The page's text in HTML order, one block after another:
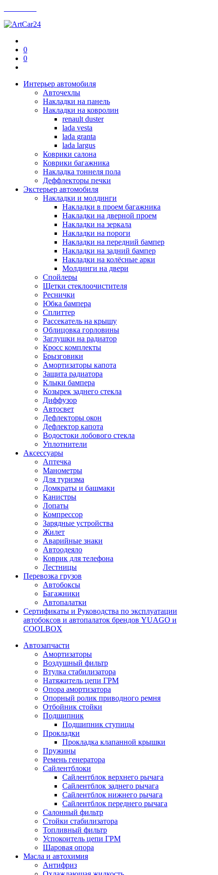
0
0
Интерьер автомобиля
Авточехлы
Накладки на панель
Накладки на ковролин
renault duster
lada vesta
lada granta
lada largus
Коврики салона
Коврики багажника
Накладка тоннеля пола
Деффлекторы печки
Экстерьер автомобиля
Накладки и молдинги
Накладки в проем багажника
Накладки на дверной проем
Накладки на зеркала
Накладки на пороги
Накладки на передний бампер
Накладки на задний бампер
Накладки на колёсные арки
Молдинги на двери
Спойлеры
Щетки стеклоочистителя
Реснички
Юбка бампера
Сплиттер
Рассекатель на крышу
Облицовка горловины
Заглушки на радиатор
Кросс комплекты
Брызговики
Амортизаторы капота
Защита радиатора
Клыки бампера
Козырек заднего стекла
Диффузор
Автосвет
Дефлекторы окон
Дефлектор капота
Водостоки лобового стекла
Уплотнители
Аксессуары
Аптечка
Манометры
Для туризма
Домкраты и башмаки
Канистры
Лопаты
Компрессор
Зарядные устройства
Жилет
Аварийные знаки
Автоодеяло
Коврик для телефона
Лестницы
Перевозка грузов
Автобоксы
Багажники
Автопалатки
Сертификаты и Руководства по эксплуатации
автобоксов и автопалаток брендов YUAGO и
COOLBOX
Автозапчасти
Амортизаторы
Воздушный фильтр
Втулка стабилизатора
Натяжитель цепи ГРМ
Опора амортизатора
Опорный ролик приводного ремня
Отбойник стойки
Подшипник
Подшипник ступицы
Прокладки
Прокладка клапанной крышки
Пружины
Ремень генератора
Сайлентблоки
Сайлентблок верхнего рычага
Сайлентблок заднего рычага
Сайлентблок нижнего рычага
Сайлентблок переднего рычага
Салонный фильтр
Стойки стабилизатора
Топливный фильтр
Успокоитель цепи ГРМ
Шаровая опора
Масла и автохимия
Антифриз